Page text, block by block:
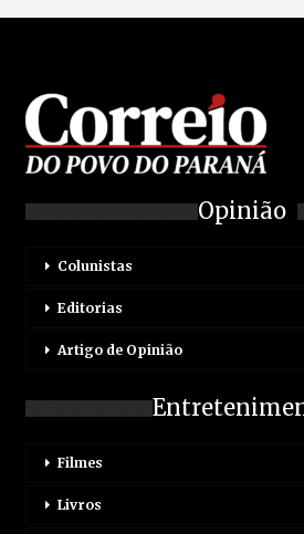
Opinião
Colunistas
Editorias
Artigo de Opinião
Filmes
Livros